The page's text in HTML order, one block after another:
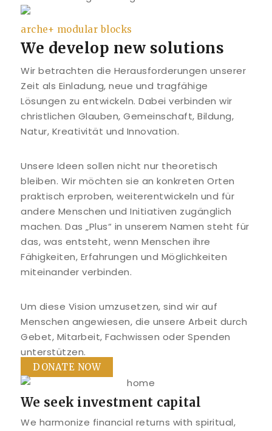
arche+ modular blocks
We develop new solutions
Wir betrachten die Herausforderungen unserer
Zeit als Einladung, neue und tragfähige
Lösungen zu entwickeln. Dabei verbinden wir
christlichen Glauben, Gemeinschaft, Bildung,
Natur, Kreativität und Innovation.
Unsere Ideen sollen nicht nur theoretisch
bleiben. Wir möchten sie an konkreten Orten
praktisch erproben, weiterentwickeln und für
andere Menschen und Initiativen zugänglich
machen. Das „Plus“ in unserem Namen steht für
das, was entsteht, wenn Menschen ihre
Fähigkeiten, Erfahrungen und Möglichkeiten
miteinander verbinden.
Um diese Vision umzusetzen, sind wir auf
Menschen angewiesen, die unsere Arbeit durch
Gebet, Mitarbeit, Fachwissen oder Spenden
unterstützen.
DONATE NOW
We seek investment capital
We harmonize financial returns with spiritual,